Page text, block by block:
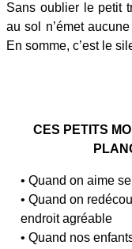
Sans oublier le petit
au sol n’émet
En somme, c’est le
CES PETITS
• Quand on aime
• Quand on
endroit agréable
• Quand nos